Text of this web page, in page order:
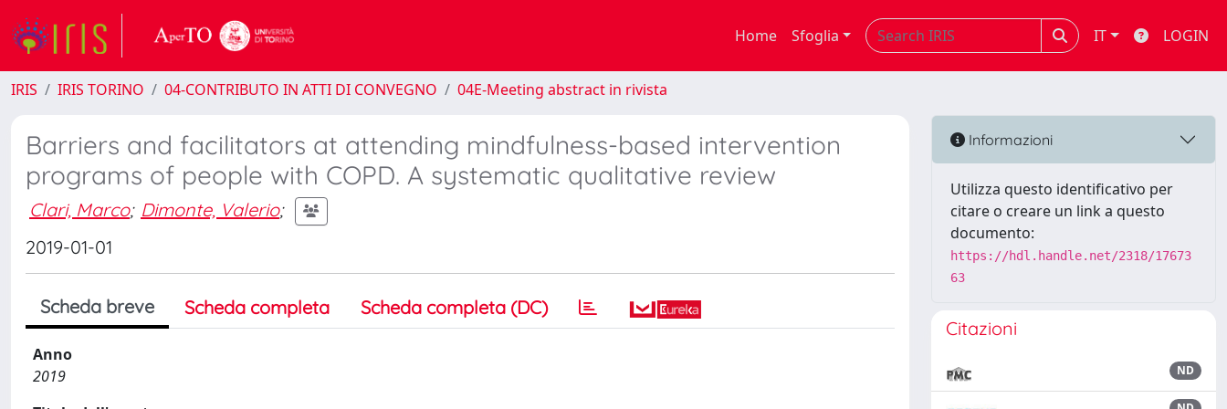
Home Sfoglia IT LOGIN
IRIS IRIS TORINO 04-CONTRIBUTO IN ATTI DI CONVEGNO 04E-Meeting abstract in rivista
Barriers and facilitators at attending mindfulness-based intervention
programs of people with COPD. A systematic qualitative review
Clari, Marco; Dimonte, Valerio;
2019-01-01
Scheda breve Scheda completa Scheda completa (DC)
Anno
2019
Informazioni
Utilizza questo identificativo per
citare o creare un link a questo
documento:
https://hdl.handle.net/2318/17673
63
Citazioni
ND